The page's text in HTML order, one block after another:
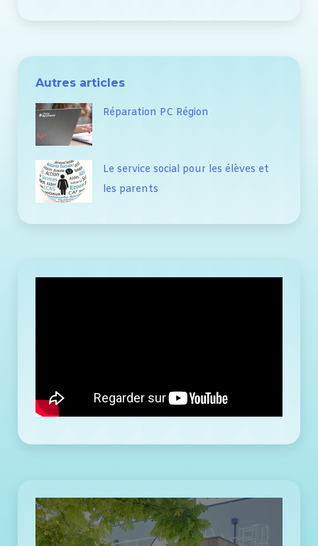
Autres articles
Réparation PC Région
Le service social pour les élèves et
les parents